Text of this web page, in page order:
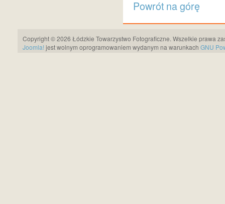
Powrót na górę
Copyright © 2026 Łódzkie Towarzystwo Fotograficzne. Wszelkie prawa
Joomla! jest wolnym oprogramowaniem wydanym na warunkach GNU